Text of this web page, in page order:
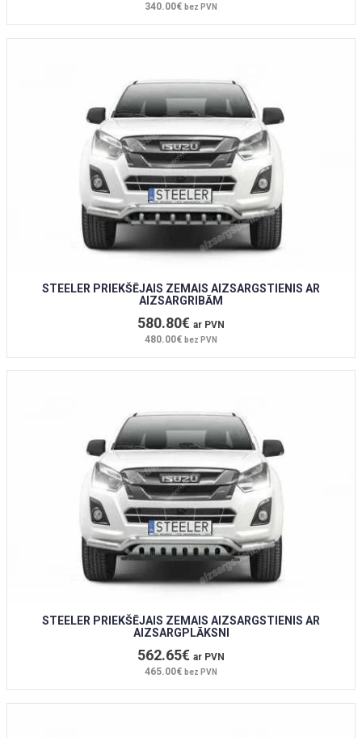
340.00€ bez PVN
STEELER PRIEKŠĒJAIS ZEMAIS AIZSARGSTIENIS AR
AIZSARGRIBĀM
580.80€ ar PVN
480.00€ bez PVN
STEELER PRIEKŠĒJAIS ZEMAIS AIZSARGSTIENIS AR
AIZSARGPLĀKSNI
562.65€ ar PVN
465.00€ bez PVN